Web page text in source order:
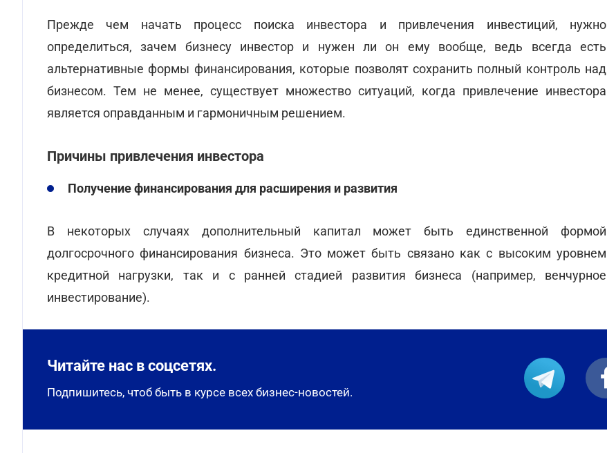
Прежде чем начать процесс поиска инвестора и привлечения инвестиций, нужно
определиться, зачем бизнесу инвестор и нужен ли он ему вообще, ведь всегда есть
альтернативные формы финансирования, которые позволят сохранить полный контроль над
бизнесом. Тем не менее, существует множество ситуаций, когда привлечение инвестора
является оправданным и гармоничным решением.
Причины привлечения инвестора
Получение финансирования для расширения и развития
В некоторых случаях дополнительный капитал может быть единственной формой
долгосрочного финансирования бизнеса. Это может быть связано как с высоким уровнем
кредитной нагрузки, так и с ранней стадией развития бизнеса (например, венчурное
инвестирование).
Читайте нас в соцсетях.
Подпишитесь, чтоб быть в курсе всех бизнес-новостей.